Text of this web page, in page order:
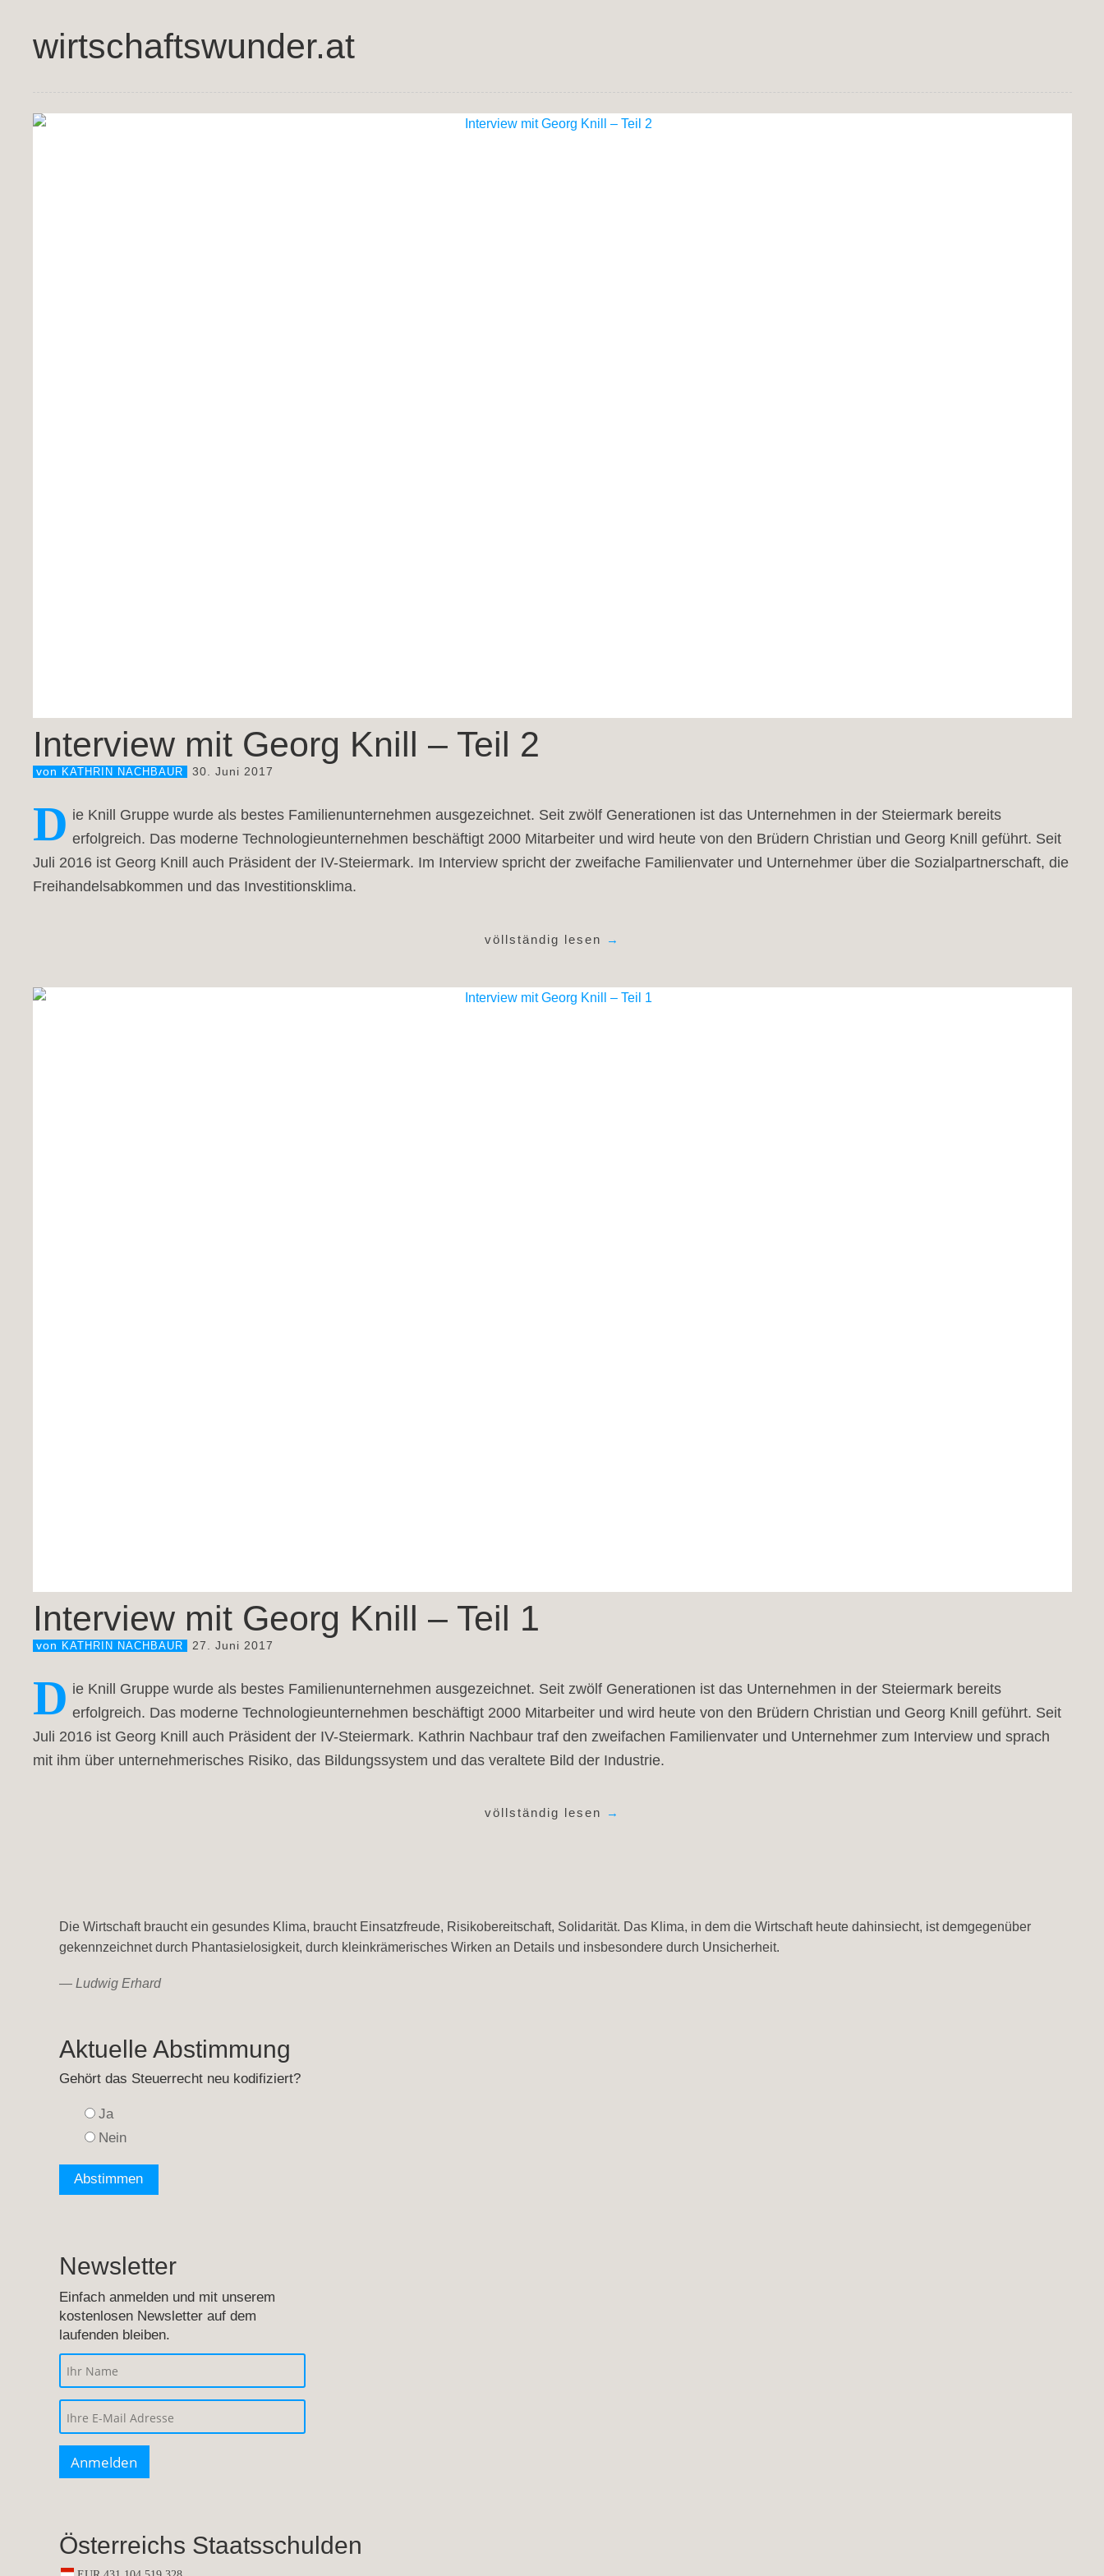
wirtschaftswunder.at
Interview mit Georg Knill – Teil 2
von KATHRIN NACHBAUR 30. Juni 2017
D ie Knill Gruppe wurde als bestes Familienunternehmen ausgezeichnet. Seit zwölf Generationen ist das Unternehmen in der Steiermark bereits
erfolgreich. Das moderne Technologieunternehmen beschäftigt 2000 Mitarbeiter und wird heute von den Brüdern Christian und Georg Knill geführt. Seit
Juli 2016 ist Georg Knill auch Präsident der IV-Steiermark. Im Interview spricht der zweifache Familienvater und Unternehmer über die Sozialpartnerschaft, die
Freihandelsabkommen und das Investitionsklima.
völlständig lesen →
Interview mit Georg Knill – Teil 1
von KATHRIN NACHBAUR 27. Juni 2017
D ie Knill Gruppe wurde als bestes Familienunternehmen ausgezeichnet. Seit zwölf Generationen ist das Unternehmen in der Steiermark bereits
erfolgreich. Das moderne Technologieunternehmen beschäftigt 2000 Mitarbeiter und wird heute von den Brüdern Christian und Georg Knill geführt. Seit
Juli 2016 ist Georg Knill auch Präsident der IV-Steiermark. Kathrin Nachbaur traf den zweifachen Familienvater und Unternehmer zum Interview und sprach
mit ihm über unternehmerisches Risiko, das Bildungssystem und das veraltete Bild der Industrie.
völlständig lesen →
Die Wirtschaft braucht ein gesundes Klima, braucht Einsatzfreude, Risikobereitschaft, Solidarität. Das Klima, in dem die Wirtschaft heute dahinsiecht, ist demgegenüber
gekennzeichnet durch Phantasielosigkeit, durch kleinkrämerisches Wirken an Details und insbesondere durch Unsicherheit.
— Ludwig Erhard
Aktuelle Abstimmung
Gehört das Steuerrecht neu kodifiziert?
Ja
Nein
Newsletter
Einfach anmelden und mit unserem
kostenlosen Newsletter auf dem
laufenden bleiben.
Österreichs Staatsschulden